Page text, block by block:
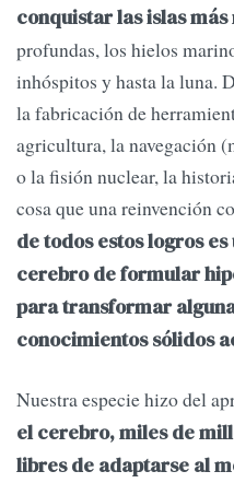
conquistar las islas
profundas, los hielos
inhóspitos y hasta la luna.
la fabricación de
agricultura, la navegación
o la fisión nuclear, la
cosa que una reinvención
de todos estos logros
cerebro de formular
para transformar
conocimientos sólidos
Nuestra especie hizo del
el cerebro, miles de
libres de adaptarse al